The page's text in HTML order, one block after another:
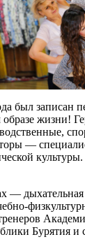
был записан
образе жизни!
—
культуры.
— дыхательная
Бурятия